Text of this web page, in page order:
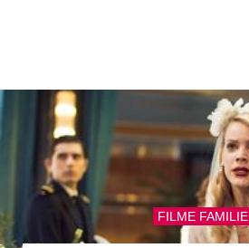
FILME FAMILIE